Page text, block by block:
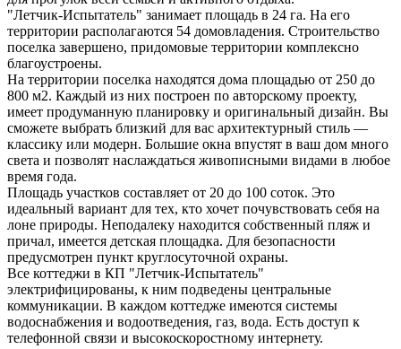
"Летчик-Испытатель" занимает площадь в 24 га. На его
территории располагаются 54 домовладения. Строительство
поселка завершено, придомовые территории комплексно
благоустроены.
На территории поселка находятся дома площадью от 250 до
800 м2. Каждый из них построен по авторскому проекту,
имеет продуманную планировку и оригинальный дизайн. Вы
сможете выбрать близкий для вас архитектурный стиль —
классику или модерн. Большие окна впустят в ваш дом много
света и позволят наслаждаться живописными видами в любое
время года.
Площадь участков составляет от 20 до 100 соток. Это
идеальный вариант для тех, кто хочет почувствовать себя на
лоне природы. Неподалеку находится собственный пляж и
причал, имеется детская площадка. Для безопасности
предусмотрен пункт круглосуточной охраны.
Все коттеджи в КП "Летчик-Испытатель"
электрифицированы, к ним подведены центральные
коммуникации. В каждом коттедже имеются системы
водоснабжения и водоотведения, газ, вода. Есть доступ к
телефонной связи и высокоскоростному интернету.